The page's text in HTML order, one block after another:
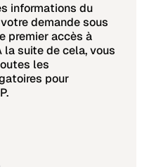
informations du
demande sous
premier accès à
suite de cela, vous
les
pour